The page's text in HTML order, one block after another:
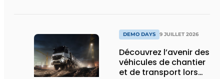
DEMO DAYS 9 JUILLET 2026
Découvrez l’avenir des
véhicules de chantier
et de transport lors